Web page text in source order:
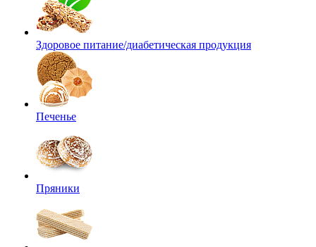
Здоровое питание/диабетическая продукция
Печенье
Пряники